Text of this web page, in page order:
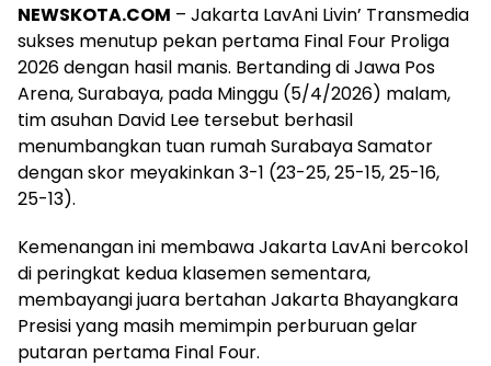
NEWSKOTA.COM – Jakarta LavAni Livin’ Transmedia
sukses menutup pekan pertama Final Four Proliga
2026 dengan hasil manis. Bertanding di Jawa Pos
Arena, Surabaya, pada Minggu (5/4/2026) malam,
tim asuhan David Lee tersebut berhasil
menumbangkan tuan rumah Surabaya Samator
dengan skor meyakinkan 3-1 (23-25, 25-15, 25-16,
25-13).
Kemenangan ini membawa Jakarta LavAni bercokol
di peringkat kedua klasemen sementara,
membayangi juara bertahan Jakarta Bhayangkara
Presisi yang masih memimpin perburuan gelar
putaran pertama Final Four.